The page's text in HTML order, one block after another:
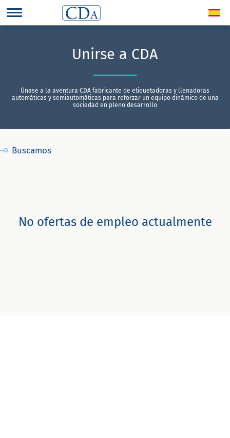
Unirse a CDA
Únase a la aventura CDA fabricante de etiquetadoras y llenadoras
automáticas y semiautomáticas para reforzar un equipo dinámico de una
sociedad en pleno desarrollo
Buscamos
No ofertas de empleo actualmente